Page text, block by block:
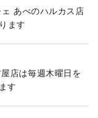
あべのハルカス店
ます
店は毎週木曜日を
す